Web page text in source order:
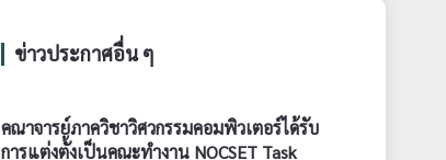
ข่าวประกาศอื่น ๆ
คณาจารย์ภาควิชาวิศวกรรมคอมพิวเตอร์ได้รับ
การแต่งตั้งเป็นคณะทำงาน NOCSET Task